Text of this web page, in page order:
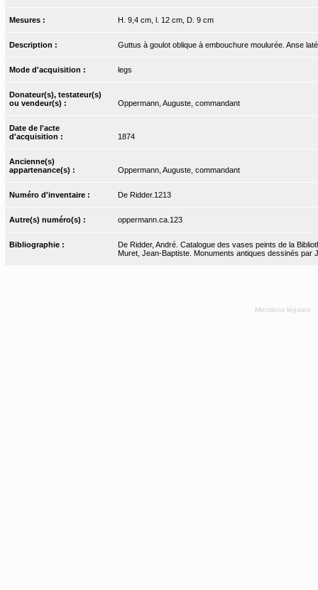
Mesures : H. 9,4 cm, l. 12 cm, D. 9 cm
Description : Guttus à goulot oblique à embouchure moulurée. Anse
Mode d'acquisition : legs
Donateur(s), testateur(s)
ou vendeur(s) :
Oppermann, Auguste, commandant
Date de l'acte
d'acquisition :
1874
Ancienne(s)
appartenance(s) :
Oppermann, Auguste, commandant
Numéro d'inventaire : De Ridder.1213
Autre(s) numéro(s) : oppermann.ca.123
Bibliographie :
De Ridder, André. Catalogue des vases peints de la
Muret, Jean-Baptiste. Monuments antiques dessinés par
Mentions légales